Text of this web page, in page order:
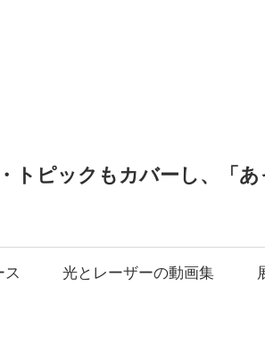
トピックもカバーし、「
光とレーザーの動画集